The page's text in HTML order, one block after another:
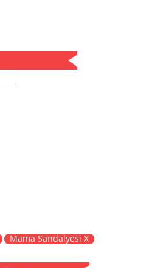
Mama Sandalyesi X